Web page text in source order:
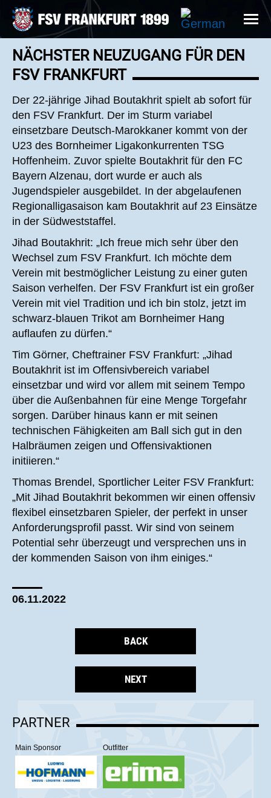
NÄCHSTER NEUZUGANG FÜR DEN
FSV FRANKFURT
Der 22-jährige Jihad Boutakhrit spielt ab sofort für
den FSV Frankfurt. Der im Sturm variabel
einsetzbare Deutsch-Marokkaner kommt von der
U23 des Bornheimer Ligakonkurrenten TSG
Hoffenheim. Zuvor spielte Boutakhrit für den FC
Bayern Alzenau, dort wurde er auch als
Jugendspieler ausgebildet. In der abgelaufenen
Regionalligasaison kam Boutakhrit auf 23 Einsätze
in der Südweststaffel.
Jihad Boutakhrit: „Ich freue mich sehr über den
Wechsel zum FSV Frankfurt. Ich möchte dem
Verein mit bestmöglicher Leistung zu einer guten
Saison verhelfen. Der FSV Frankfurt ist ein großer
Verein mit viel Tradition und ich bin stolz, jetzt im
schwarz-blauen Trikot am Bornheimer Hang
auflaufen zu dürfen.“
Tim Görner, Cheftrainer FSV Frankfurt: „Jihad
Boutakhrit ist im Offensivbereich variabel
einsetzbar und wird vor allem mit seinem Tempo
über die Außenbahnen für eine Menge Torgefahr
sorgen. Darüber hinaus kann er mit seinen
technischen Fähigkeiten am Ball sich gut in den
Halbräumen zeigen und Offensivaktionen
initiieren.“
Thomas Brendel, Sportlicher Leiter FSV Frankfurt:
„Mit Jihad Boutakhrit bekommen wir einen offensiv
flexibel einsetzbaren Spieler, der perfekt in unser
Anforderungsprofil passt. Wir sind von seinem
Potential sehr überzeugt und versprechen uns in
der kommenden Saison von ihm einiges.“
06.11.2022
BACK
NEXT
PARTNER
Main Sponsor Outfitter